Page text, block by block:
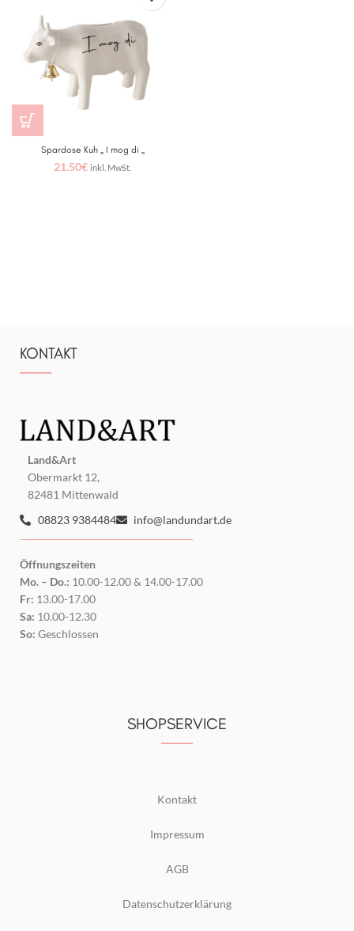
Spardose Kuh „ I mog di „
21.50€ inkl. MwSt.
KONTAKT
Land&Art
Obermarkt 12,
82481 Mittenwald
08823 9384484
info@landundart.de
Öffnungszeiten
Mo. – Do.: 10.00-12.00 & 14.00-17.00
Fr: 13.00-17.00
Sa: 10.00-12.30
So: Geschlossen
SHOPSERVICE
Kontakt
Impressum
AGB
Datenschutzerklärung